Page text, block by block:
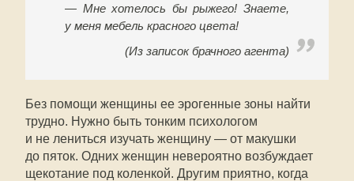
— Мне хотелось бы рыжего! Знаете,
у меня мебель красного цвета!
(Из записок брачного агента)
Без помощи женщины ее эрогенные зоны найти
трудно. Нужно быть тонким психологом
и не лениться изучать женщину — от макушки
до пяток. Одних женщин невероятно возбуждает
щекотание под коленкой. Другим приятно, когда